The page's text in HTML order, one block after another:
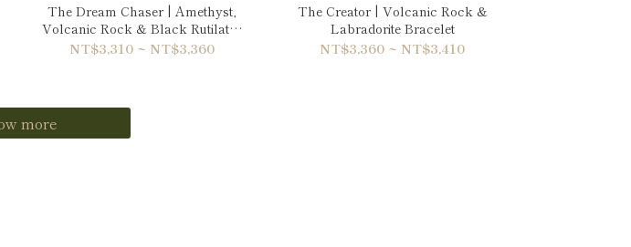
The Dream Chaser | Amethyst,
Volcanic Rock & Black Rutilated
Quartz Bracelet
NT$3,310 ~ NT$3,360
The Creator | Volcanic Rock &
Labradorite Bracelet
NT$3,360 ~ NT$3,410
more